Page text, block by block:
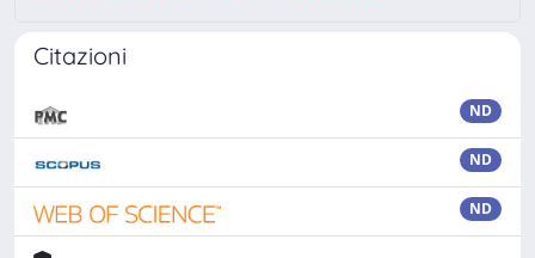
Citazioni
ND
ND
ND